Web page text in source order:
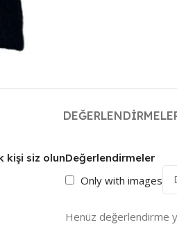
Değerlendirmeler
Only with images
Henüz değerlendirme
kişi siz olun